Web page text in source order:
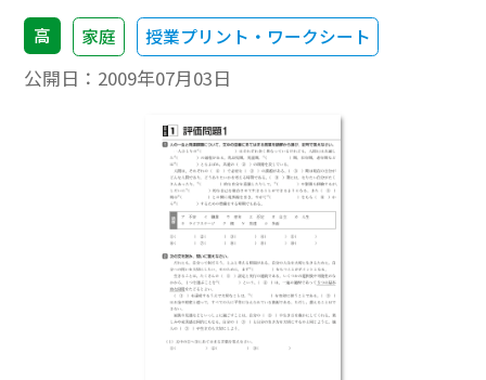
高 家庭 授業プリント・ワークシート
公開日： 2009年07月03日